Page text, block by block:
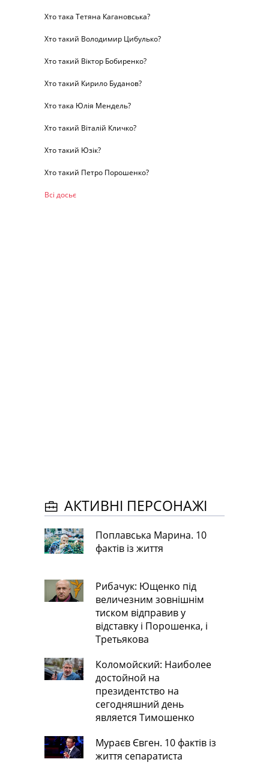
Хто така Тетяна Кагановська?
Хто такий Володимир Цибулько?
Хто такий Віктор Бобиренко?
Хто такий Кирило Буданов?
Хто така Юлія Мендель?
Хто такий Віталій Кличко?
Хто такий Юзік?
Хто такий Петро Порошенко?
Всі досьє
АКТИВНІ ПЕРСОНАЖІ
Поплавська Марина. 10
фактів із життя
Рибачук: Ющенко під
величезним зовнішнім
тиском відправив у
відставку і Порошенка, і
Третьякова
Коломойский: Наиболее
достойной на
президентство на
сегодняшний день
является Тимошенко
Мураєв Євген. 10 фактів із
життя сепаратиста